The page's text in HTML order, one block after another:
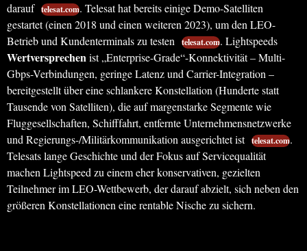
darauf telesat.com. Telesat hat bereits einige Demo-Satelliten
gestartet (einen 2018 und einen weiteren 2023), um den LEO-
Betrieb und Kundenterminals zu testen telesat.com. Lightspeeds
Wertversprechenist „Enterprise-Grade“-Konnektivität – Multi-
Gbps-Verbindungen, geringe Latenz und Carrier-Integration –
bereitgestellt über eine schlankere Konstellation (Hunderte statt
Tausende von Satelliten), die auf margenstarke Segmente wie
Fluggesellschaften, Schifffahrt, entfernte Unternehmensnetzwerke
und Regierungs-/Militärkommunikation ausgerichtet ist telesat.com.
Telesats lange Geschichte und der Fokus auf Servicequalität
machen Lightspeed zu einem eher konservativen, gezielten
Teilnehmer im LEO-Wettbewerb, der darauf abzielt, sich neben den
größeren Konstellationen eine rentable Nische zu sichern.